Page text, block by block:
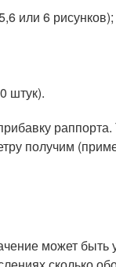
или 6 рисунков);
штук).
получим
может быть